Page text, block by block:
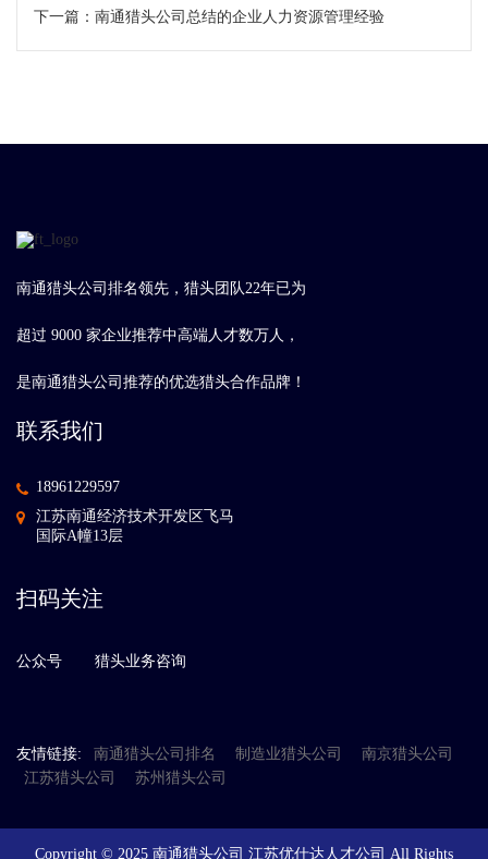
下一篇： 南通猎头公司总结的企业人力资源管理经验
南通猎头公司排名领先，猎头团队22年已为
超过 9000 家企业推荐中高端人才数万人，
是南通猎头公司推荐的优选猎头合作品牌！
联系我们
18961229597
江苏南通经济技术开发区飞马
国际A幢13层
扫码关注
公众号 猎头业务咨询
友情链接: 南通猎头公司排名 制造业猎头公司
南京猎头公司
江苏猎头公司
苏州猎头公司
Copyright © 2025 南通猎头公司 江苏优仕达人才公司 All Rights